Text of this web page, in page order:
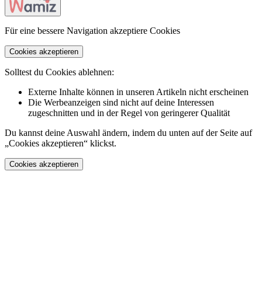
Für eine bessere Navigation akzeptiere Cookies
Cookies akzeptieren
Solltest du Cookies ablehnen:
Externe Inhalte können in unseren Artikeln nicht erscheinen
Die Werbeanzeigen sind nicht auf deine Interessen
zugeschnitten und in der Regel von geringerer Qualität
Du kannst deine Auswahl ändern, indem du unten auf der Seite auf
„Cookies akzeptieren“ klickst.
Cookies akzeptieren